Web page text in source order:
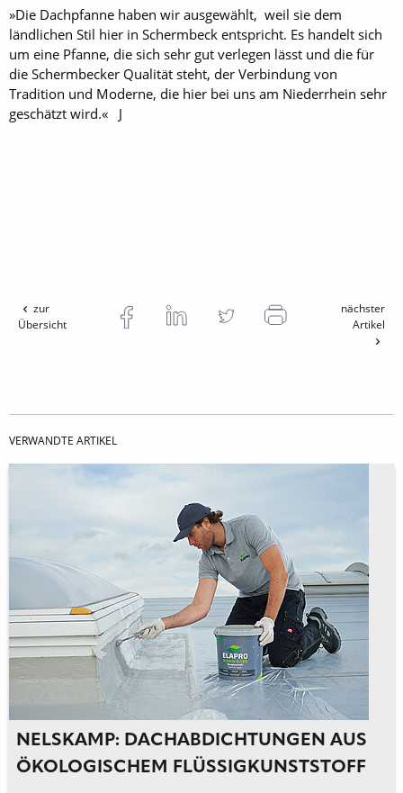
»Die Dachpfanne haben wir ausgewählt, weil sie dem
ländlichen Stil hier in Schermbeck entspricht. Es handelt sich
um eine Pfanne, die sich sehr gut verlegen lässt und die für
die Schermbecker Qualität steht, der Verbindung von
Tradition und Moderne, die hier bei uns am Niederrhein sehr
geschätzt wird.« J
zur
Übersicht
nächster
Artikel
VERWANDTE ARTIKEL
NELSKAMP: DACHABDICHTUNGEN AUS
ÖKOLOGISCHEM FLÜSSIGKUNSTSTOFF